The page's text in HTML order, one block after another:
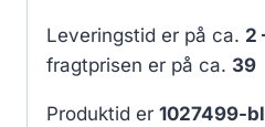
Leveringstid er på ca. 2
fragtprisen er på ca. 39
Produktid er 1027499-